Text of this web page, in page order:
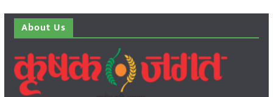
About Us